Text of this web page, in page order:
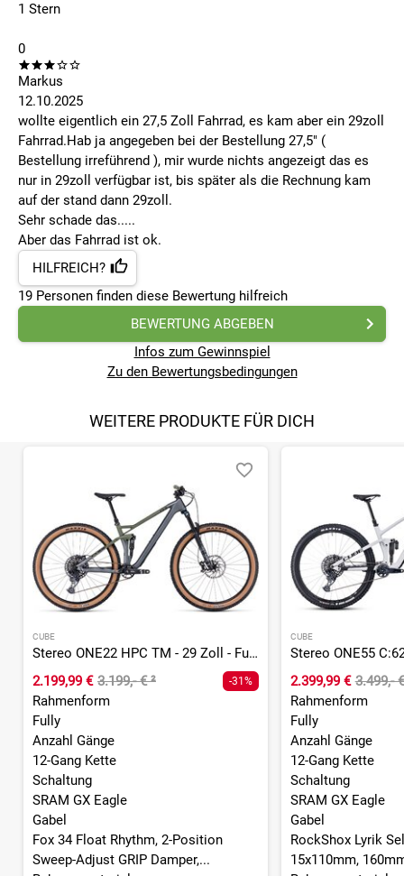
1 Stern
0
Markus
12.10.2025
wollte eigentlich ein 27,5 Zoll Fahrrad, es kam aber ein 29zoll
Fahrrad.Hab ja angegeben bei der Bestellung 27,5" (
Bestellung irreführend ), mir wurde nichts angezeigt das es
nur in 29zoll verfügbar ist, bis später als die Rechnung kam
auf der stand dann 29zoll.
Sehr schade das.....
Aber das Fahrrad ist ok.
HILFREICH?
19 Personen finden diese Bewertung hilfreich
BEWERTUNG ABGEBEN
Infos zum Gewinnspiel
Zu den Bewertungsbedingungen
WEITERE PRODUKTE FÜR DICH
CUBE
Stereo ONE22 HPC TM - 29 Zoll - Fully
2.199,99 € 3.199,- €² -31%
Rahmenform
Fully
Anzahl Gänge
12-Gang Kette
Schaltung
SRAM GX Eagle
Gabel
Fox 34 Float Rhythm, 2-Position
Sweep-Adjust GRIP Damper,...
CUBE
2.399,99 € 3.499,-
Rahmenform
Fully
Anzahl Gänge
12-Gang Kette
Schaltung
SRAM GX Eagle
Gabel
RockShox Lyrik
15x110mm,